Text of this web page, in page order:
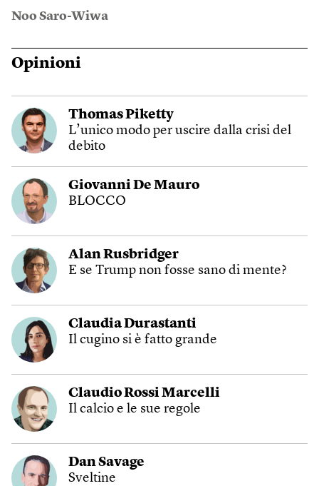
Noo Saro-Wiwa
Opinioni
Thomas Piketty
L’unico modo per uscire dalla crisi del
debito
Giovanni De Mauro
BLOCCO
Alan Rusbridger
E se Trump non fosse sano di mente?
Claudia Durastanti
Il cugino si è fatto grande
Claudio Rossi Marcelli
Il calcio e le sue regole
Dan Savage
Sveltine